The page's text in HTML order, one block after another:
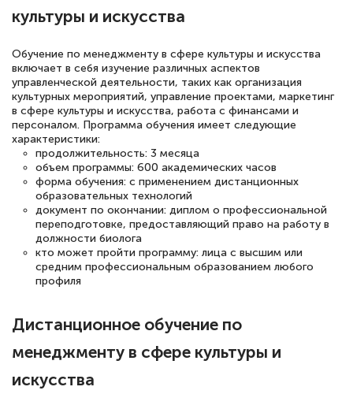
достаточно. Курс помогает пройти
Евгения Коротких
Знаток города 2 уровня
12 марта 2026
Спасибо большое Академии! Грамотное,
вежливое сопровождение! Всё чётко и
понятно! Проходила повышение
квалификации. Ещё раз - СПАСИБО!
Елена Петрикс
Знаток города 5 уровня
культуры и искусства
Обучение по менеджменту в сфере культуры и искусства
включает в себя изучение различных аспектов
управленческой деятельности, таких как организация
культурных мероприятий, управление проектами, маркетинг
в сфере культуры и искусства, работа с финансами и
персоналом. Программа обучения имеет следующие
характеристики:
продолжительность: 3 месяца
объем программы: 600 академических часов
форма обучения: с применением дистанционных
образовательных технологий
документ по окончании: диплом о профессиональной
переподготовке, предоставляющий право на работу в
должности биолога
кто может пройти программу: лица с высшим или
средним профессиональным образованием любого
профиля
Дистанционное обучение по
менеджменту в сфере культуры и
искусства